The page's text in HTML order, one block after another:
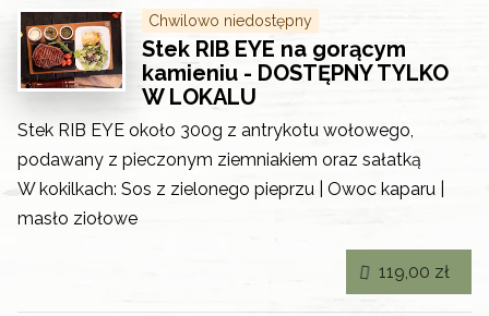
Chwilowo niedostępny
Stek RIB EYE na gorącym
kamieniu - DOSTĘPNY TYLKO
W LOKALU
Stek RIB EYE około 300g z antrykotu wołowego,
podawany z pieczonym ziemniakiem oraz sałatką
W kokilkach: Sos z zielonego pieprzu | Owoc kaparu |
masło ziołowe